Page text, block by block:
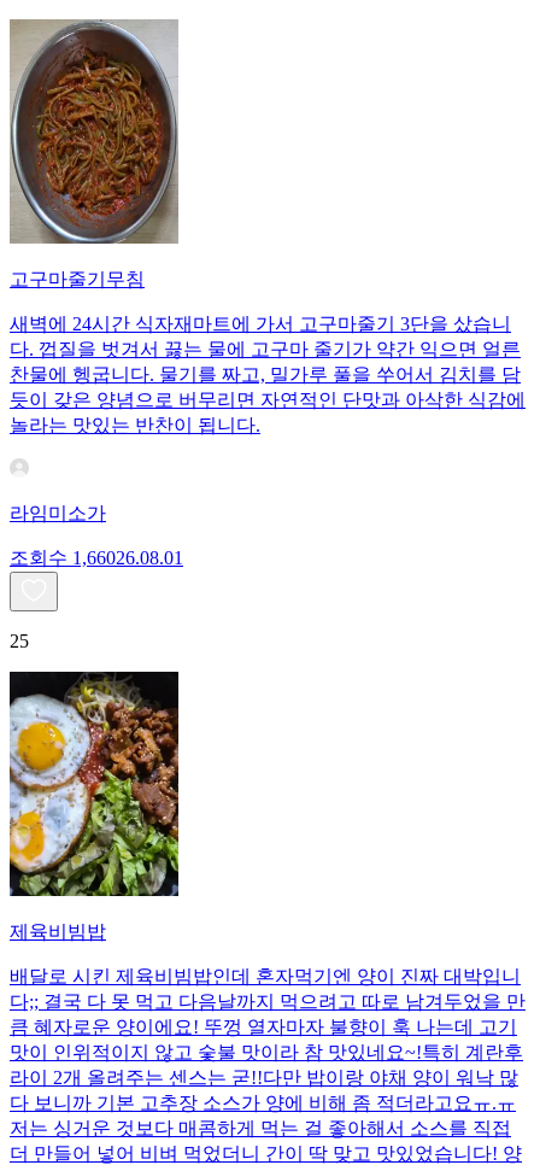
고구마줄기무침
새벽에 24시간 식자재마트에 가서 고구마줄기 3단을 샀습니
다. 껍질을 벗겨서 끓는 물에 고구마 줄기가 약간 익으면 얼른
찬물에 헹굽니다. 물기를 짜고, 밀가루 풀을 쑤어서 김치를 담
듯이 갖은 양념으로 버무리면 자연적인 단맛과 아삭한 식감에
놀라는 맛있는 반찬이 됩니다.
라임미소가
조회수 1,66026.08.01
25
제육비빔밥
배달로 시킨 제육비빔밥인데 혼자먹기엔 양이 진짜 대박입니
다;; 결국 다 못 먹고 다음날까지 먹으려고 따로 남겨두었을 만
큼 혜자로운 양이에요! 뚜껑 열자마자 불향이 훅 나는데 고기
맛이 인위적이지 않고 숯불 맛이라 참 맛있네요~!특히 계란후
라이 2개 올려주는 센스는 굳!! ​다만 밥이랑 야채 양이 워낙 많
다 보니까 기본 고추장 소스가 양에 비해 좀 적더라고요ㅠ.ㅠ
저는 싱거운 것보다 매콤하게 먹는 걸 좋아해서 소스를 직접
더 만들어 넣어 비벼 먹었더니 간이 딱 맞고 맛있었습니다! 양